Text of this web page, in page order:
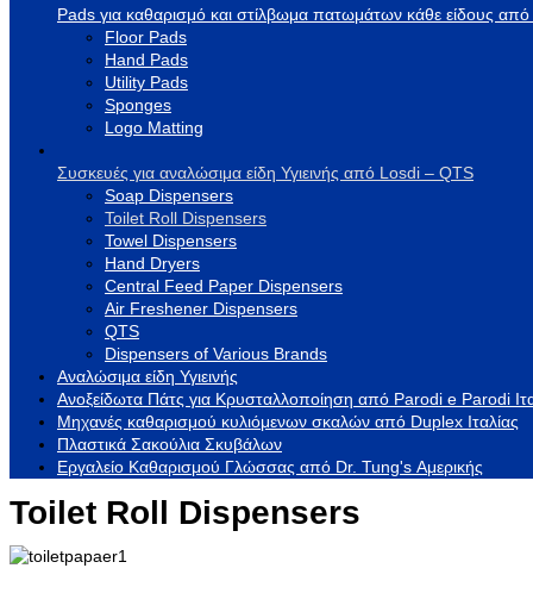
Pads για καθαρισμό και στίλβωμα πατωμάτων κάθε είδους
Floor Pads
Hand Pads
Utility Pads
Sponges
Logo Matting
Συσκευές για αναλώσιμα είδη Υγιεινής από Losdi – QTS
Soap Dispensers
Toilet Roll Dispensers
Towel Dispensers
Hand Dryers
Central Feed Paper Dispensers
Air Freshener Dispensers
QTS
Dispensers of Various Brands
Αναλώσιμα είδη Υγιεινής
Ανοξείδωτα Πάτς για Κρυσταλλοποίηση από Parodi e Parodi
Μηχανές καθαρισμού κυλιόμενων σκαλών από Duplex Ιταλίας
Πλαστικά Σακούλια Σκυβάλων
Εργαλείο Καθαρισμού Γλώσσας από Dr. Tung's Αμερικής
Toilet Roll Dispensers